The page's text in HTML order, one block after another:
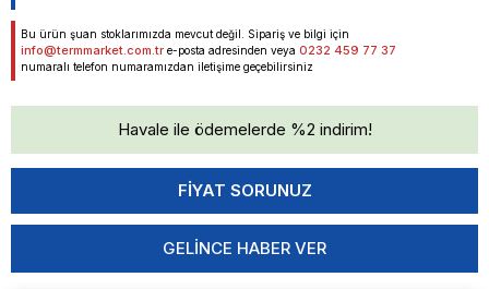
Bu ürün şuan stoklarımızda mevcut değil. Sipariş ve bilgi için
info@termmarket.com.tr e-posta adresinden veya 0232 459 77 37
numaralı telefon numaramızdan iletişime geçebilirsiniz
Havale ile ödemelerde %2 indirim!
GELINCE HABER VER